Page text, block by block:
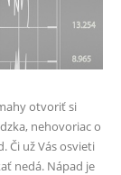
otvoriť si
nehovoriac o
Či už Vás osvieti
nedá. Nápad je